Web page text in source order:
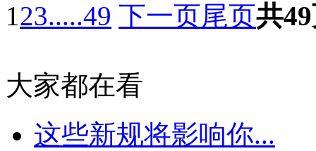
123.....49 下一页尾页共
大家都在看
这些新规将影响你...